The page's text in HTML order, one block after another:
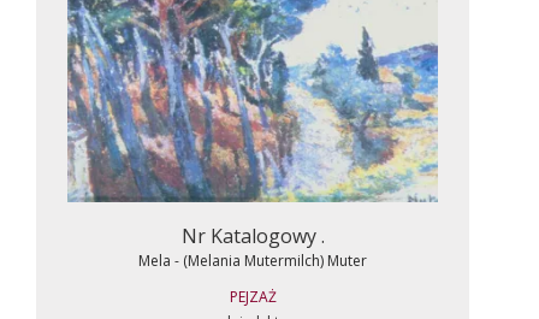
Nr Katalogowy .
Mela - (Melania Mutermilch) Muter
PEJZAŻ